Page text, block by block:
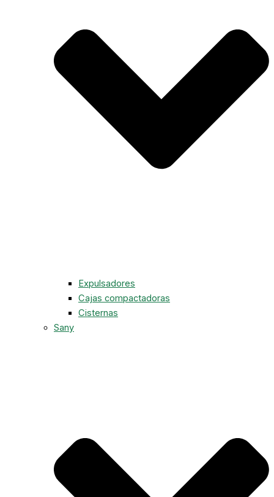
Expulsadores
Cajas compactadoras
Cisternas
Sany